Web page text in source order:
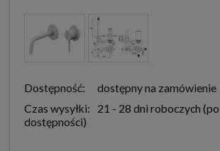
Dostępność:
dostępny na zamówienie
Czas wysyłki:
21 - 28 dni roboczych